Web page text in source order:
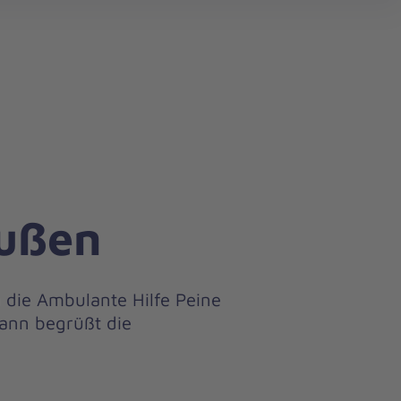
Ambulante Hilfe Peine
begrüßt die